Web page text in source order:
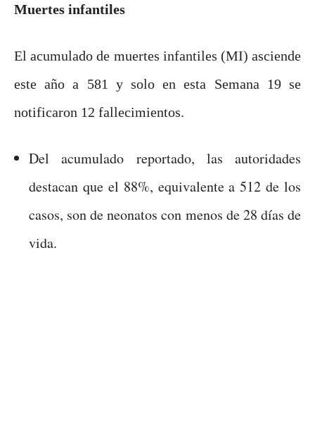
Muertes infantiles
El acumulado de muertes infantiles (MI) asciende
este año a 581 y solo en esta Semana 19 se
notificaron 12 fallecimientos.
Del acumulado reportado, las autoridades
destacan que el 88%, equivalente a 512 de los
casos, son de neonatos con menos de 28 días de
vida.